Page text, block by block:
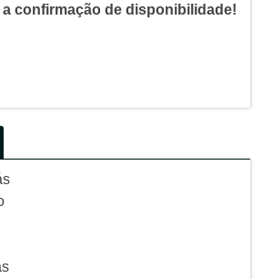
confirmação de disponibilidade!